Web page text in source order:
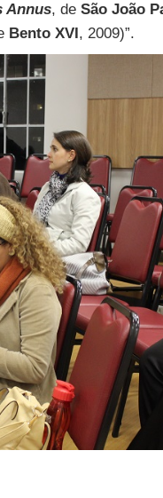
Annus, deSão João
Bento XVI, 2009)”.